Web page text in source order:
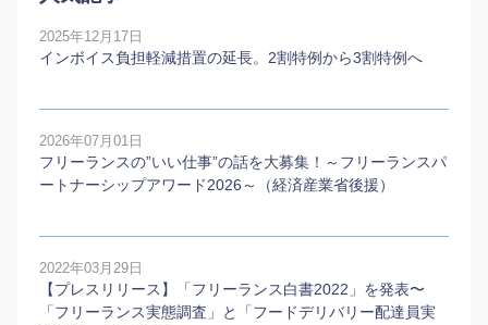
2025年12月17日
インボイス負担軽減措置の延長。2割特例から3割特例へ
2026年07月01日
フリーランスの”いい仕事”の話を大募集！～フリーランスパ
ートナーシップアワード2026～（経済産業省後援）
2022年03月29日
【プレスリリース】「フリーランス白書2022」を発表〜
「フリーランス実態調査」と「フードデリバリー配達員実